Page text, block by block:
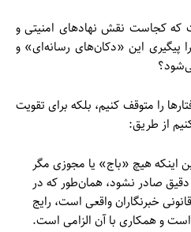
کجاست نقش نهادهای امنیتی و
پیگیری این «دکان‌های رسانه‌ای» و
را متوقف کنیم، بلکه برای تقویت
از طریق:
اینکه هیچ «باج» یا مجوزی مگر
صادر نشود، همان‌طور که در
خبرنگاران واقعی است، رایج
است و همکاری با آن الزامی است.